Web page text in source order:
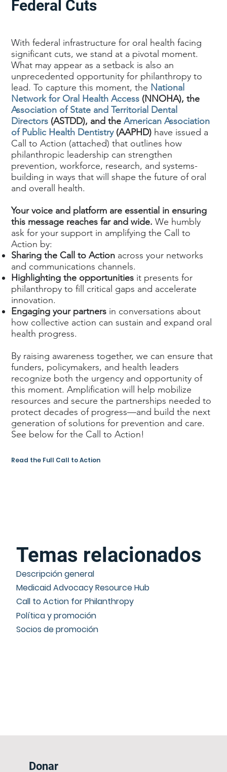
Donar
Temas relacionados
Descripción general
Medicaid Advocacy Resource Hub
Call to Action for Philanthropy
Política y promoción
Socios de promoción
With federal infrastructure for oral health facing
significant cuts, we stand at a pivotal moment.
What may appear as a setback is also an
unprecedented opportunity for philanthropy to
lead. To capture this moment, the National
Network for Oral Health Access (NNOHA), the
Association of State and Territorial Dental
Directors (ASTDD), and theAmerican Association
of Public Health Dentistry(AAPHD) have issued a
Call to Action (attached) that outlines how
philanthropic leadership can strengthen
prevention, workforce, research, and systems-
building in ways that will shape the future of oral
and overall health.
Your voice and platform are essential in ensuring
this message reaches far and wide. We humbly
ask for your support in amplifying the Call to
Action by:
Sharing the Call to Action across your networks
and communications channels.
Highlighting the opportunities it presents for
philanthropy to fill critical gaps and accelerate
innovation.
Engaging your partners in conversations about
how collective action can sustain and expand oral
health progress.
By raising awareness together, we can ensure that
funders, policymakers, and health leaders
recognize both the urgency and opportunity of
this moment. Amplification will help mobilize
resources and secure the partnerships needed to
protect decades of progress—and build the next
generation of solutions for prevention and care.
See below for the Call to Action!
Federal Cuts
Read the Full Call to Action